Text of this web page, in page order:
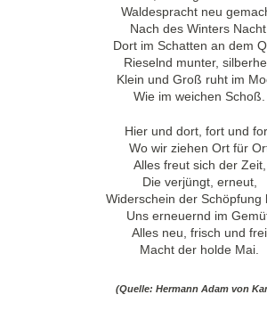
Waldespracht neu
Nach des Winters
Dort im Schatten an dem
Rieselnd munter,
Klein und Groß ruht im
Wie im weichen Schoß.
Hier und dort, fort und
Wo wir ziehen Ort für
Alles freut sich der Zeit,
Die verjüngt, erneut,
Widerschein der Schöpfung
Uns erneuernd im
Alles neu, frisch und frei
Macht der holde Mai.
(Quelle: Hermann Adam von